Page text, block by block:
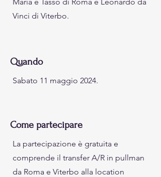
Vinci di Viterbo.
Quando
Sabato 11 maggio 2024.
Come partecipare
La partecipazione è gratuita e
comprende il transfer A/R in pullman
da Roma e Viterbo alla location